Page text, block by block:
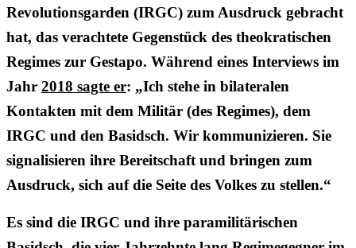
Revolutionsgarden (IRGC) zum Ausdruck gebracht
hat, das verachtete Gegenstück des theokratischen
Regimes zur Gestapo. Während eines Interviews im
Jahr 2018 sagte er: „Ich stehe in bilateralen
Kontakten mit dem Militär (des Regimes), dem
IRGC und den Basidsch. Wir kommunizieren. Sie
signalisieren ihre Bereitschaft und bringen zum
Ausdruck, sich auf die Seite des Volkes zu stellen.“
Es sind die IRGC und ihre paramilitärischen